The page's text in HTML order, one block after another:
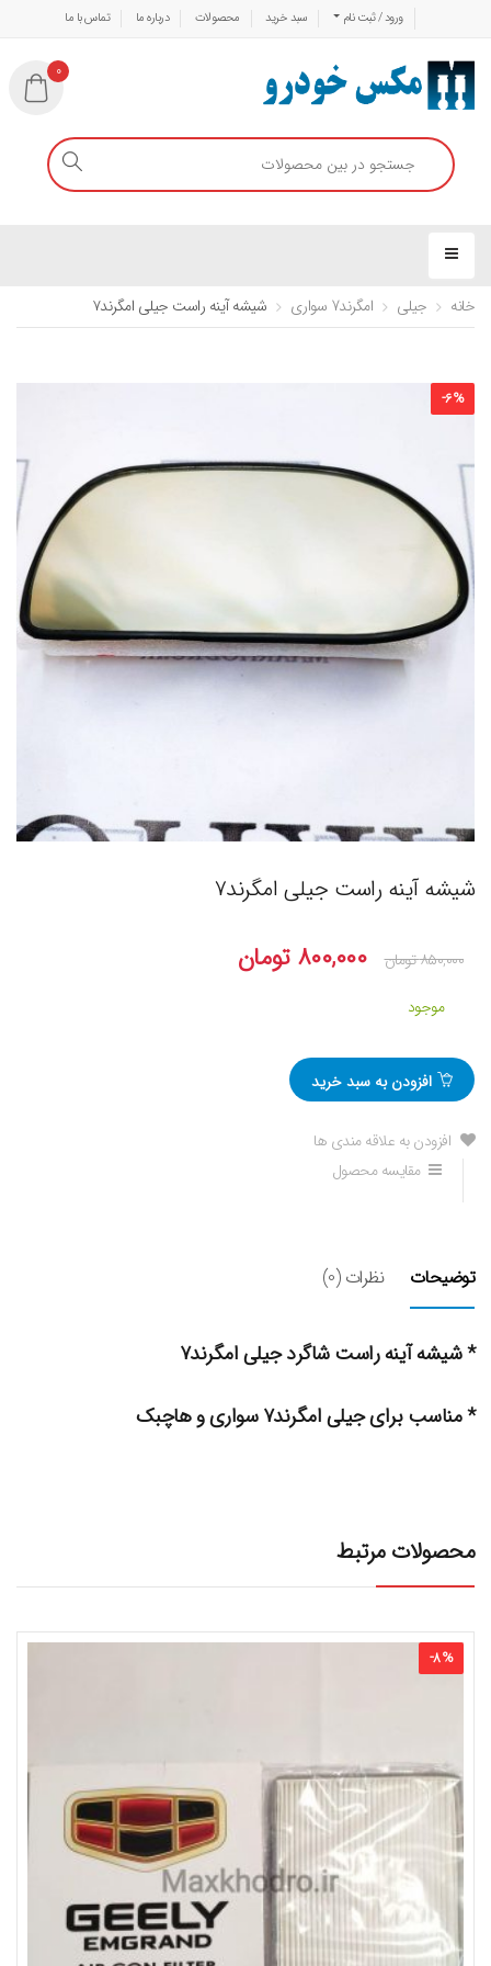
ورود / ثبت نام سبد خرید محصولات درباره ما تماس با ما
0
خانه جیلی امگرند7 سواری شیشه آینه راست جیلی امگرند۷
-6%
شیشه آینه راست جیلی امگرند۷
۸۵۰,۰۰۰تومان ۸۰۰,۰۰۰ تومان
موجود
افزودن به سبد خرید
افزودن به علاقه مندی ها
مقایسه محصول
توضیحات نظرات (0)
* شیشه آینه راست شاگرد جیلی امگرند۷
* مناسب برای جیلی امگرند۷ سواری و هاچبک
محصولات مرتبط
-8%